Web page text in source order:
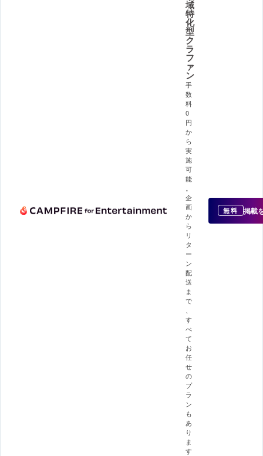
域
特
化
型
ク
ラ
フ
ァ
ン
手
数
料
0
円
か
ら
実
施
可
能
企
画
か
ら
リ
タ
ー
ン
配
送
ま
で
す
べ
て
お
任
せ
の
プ
ラ
ン
も
あ
り
ま
す
無料 掲載